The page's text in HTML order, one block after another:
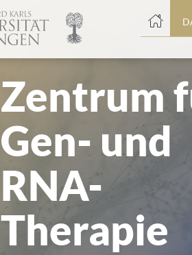
Zentrum
Gen- und
RNA-
Therapie